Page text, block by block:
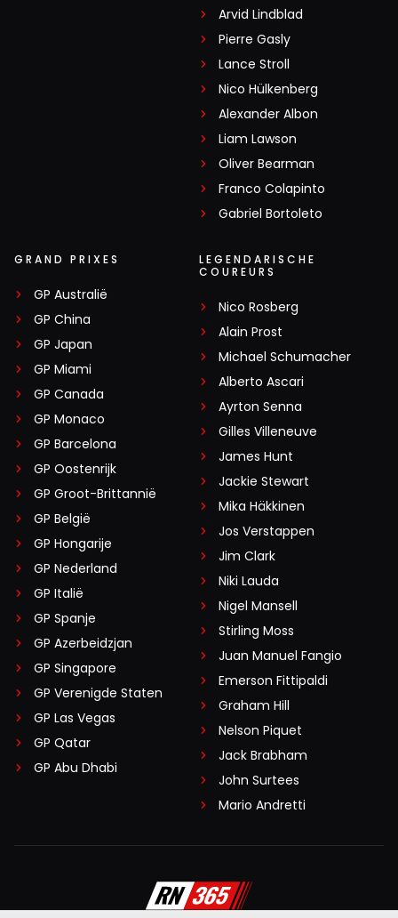
Arvid Lindblad
Pierre Gasly
Lance Stroll
Nico Hülkenberg
Alexander Albon
Liam Lawson
Oliver Bearman
Franco Colapinto
Gabriel Bortoleto
GRAND PRIXES
GP Australië
GP China
GP Japan
GP Miami
GP Canada
GP Monaco
GP Barcelona
GP Oostenrijk
GP Groot-Brittannië
GP België
GP Hongarije
GP Nederland
GP Italië
GP Spanje
GP Azerbeidzjan
GP Singapore
GP Verenigde Staten
GP Las Vegas
GP Qatar
GP Abu Dhabi
LEGENDARISCHE
COUREURS
Nico Rosberg
Alain Prost
Michael Schumacher
Alberto Ascari
Ayrton Senna
Gilles Villeneuve
James Hunt
Jackie Stewart
Mika Häkkinen
Jos Verstappen
Jim Clark
Niki Lauda
Nigel Mansell
Stirling Moss
Juan Manuel Fangio
Emerson Fittipaldi
Graham Hill
Nelson Piquet
Jack Brabham
John Surtees
Mario Andretti